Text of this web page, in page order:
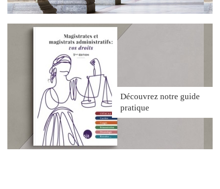
Découvrez notre guide
pratique